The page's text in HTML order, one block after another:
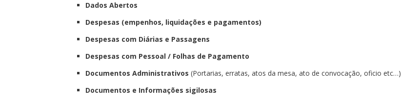
Dados Abertos
Despesas (empenhos, liquidações e pagamentos)
Despesas com Diárias e Passagens
Despesas com Pessoal / Folhas de Pagamento
Documentos Administrativos (Portarias, erratas, atos da mesa, ato de convocação, oficio etc…)
Documentos e Informações sigilosas